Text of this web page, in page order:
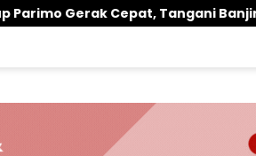
Banjir di Desa Air Panas